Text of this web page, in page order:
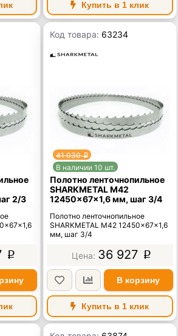
Купить в 1 клик
2/3
p
Код товара: 63234
41 030p
В наличии 10 шт.
Полотно ленточнопильное
SHARKMETAL M42
12450×67×1,6 мм, шаг 3/4
Полотно ленточнопильное
SHARKMETAL M42 12450×67×1,6
мм, шаг 3/4
36 927 p
В корзину
Купить в 1 клик